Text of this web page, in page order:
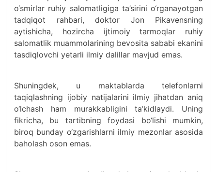
o‘smirlar ruhiy salomatligiga ta’sirini o‘rganayotgan
tadqiqot rahbari, doktor Jon Pikavensning
aytishicha, hozircha ijtimoiy tarmoqlar ruhiy
salomatlik muammolarining bevosita sababi ekanini
tasdiqlovchi yetarli ilmiy dalillar mavjud emas.
Shuningdek, u maktablarda telefonlarni
taqiqlashning ijobiy natijalarini ilmiy jihatdan aniq
o‘lchash ham murakkabligini ta’kidlaydi. Uning
fikricha, bu tartibning foydasi bo‘lishi mumkin,
biroq bunday o‘zgarishlarni ilmiy mezonlar asosida
baholash oson emas.